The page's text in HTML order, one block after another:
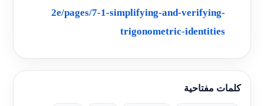
2e/pages/7-1-simplifying-and-verifying-
trigonometric-identities
كلمات مفتاحية